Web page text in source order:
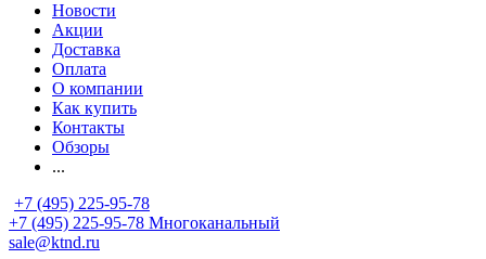
Новости
Акции
Доставка
Оплата
О компании
Как купить
Контакты
Обзоры
...
+7 (495) 225-95-78
+7 (495) 225-95-78 Многоканальный
sale@ktnd.ru